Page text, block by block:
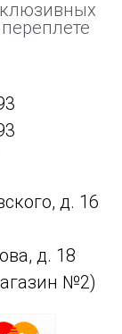
д. 16
д. 18
№2)